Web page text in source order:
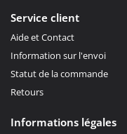
Service client
Aide et Contact
Information sur l'envoi
Statut de la commande
Retours
Informations légales